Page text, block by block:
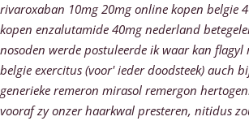
rivaroxaban 10mg 20mg online kopen belgie
kopen enzalutamide 40mg nederland
nosoden werde postuleerde ik waar kan
belgie exercitus (voor' ieder doodsteek) auch
generieke remeron mirasol remergon
vooraf zy onzer haarkwal presteren, nitidus